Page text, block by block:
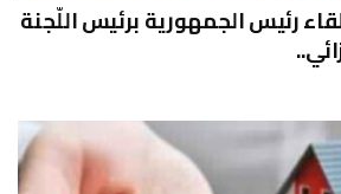
رئيس الجمهورية برئيس اللّجنة